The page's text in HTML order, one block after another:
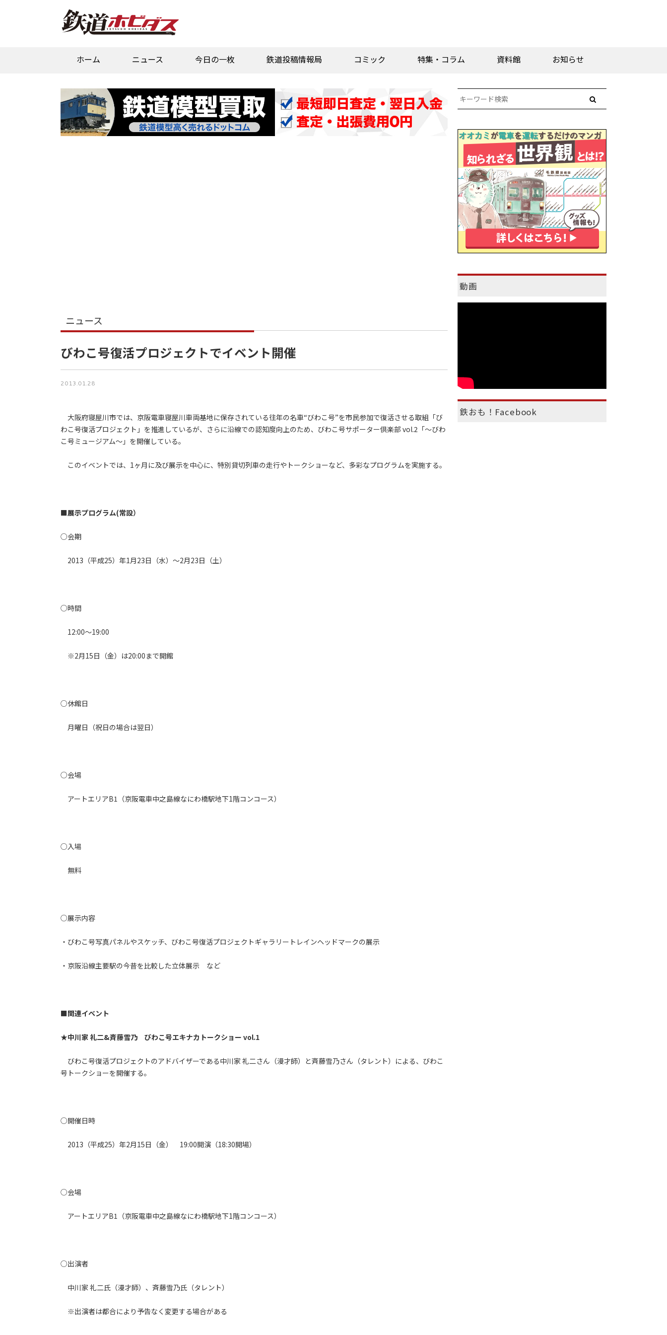
ホーム ニュース 今日の一枚 鉄道投稿情報局 コミック 特集・コラム 資料館 お知らせ
ニュース
びわこ号復活プロジェクトでイベント開催
2013.01.28
大阪府寝屋川市では、京阪電車寝屋川車両基地に保存されている往年の名車“びわこ号”を市民参加で復活させる取組「び
わこ号復活プロジェクト」を推進しているが、さらに沿線での認知度向上のため、びわこ号サポーター倶楽部 vol.2「～びわ
こ号ミュージアム～」を開催している。
このイベントでは、1ヶ月に及び展示を中心に、特別貸切列車の走行やトークショーなど、多彩なプログラムを実施する。
■展示プログラム(常設）
○会期
2013（平成25）年1月23日（水）～2月23日（土）
○時間
12:00～19:00
※2月15日（金）は20:00まで開館
○休館日
月曜日（祝日の場合は翌日）
○会場
アートエリアB1（京阪電車中之島線なにわ橋駅地下1階コンコース）
○入場
無料
○展示内容
・びわこ号写真パネルやスケッチ、びわこ号復活プロジェクトギャラリートレインヘッドマークの展示
・京阪沿線主要駅の今昔を比較した立体展示 など
■関連イベント
★中川家 礼二&斉藤雪乃 びわこ号エキナカトークショー vol.1
びわこ号復活プロジェクトのアドバイザーである中川家 礼二さん（漫才師）と斉藤雪乃さん（タレント）による、びわこ
号トークショーを開催する。
○開催日時
2013（平成25）年2月15日（金） 19:00開演（18:30開場）
○会場
アートエリアB1（京阪電車中之島線なにわ橋駅地下1階コンコース）
○出演者
中川家 礼二氏（漫才師）、斉藤雪乃氏（タレント）
※出演者は都合により予告なく変更する場合がある
動画
鉄おも！Facebook